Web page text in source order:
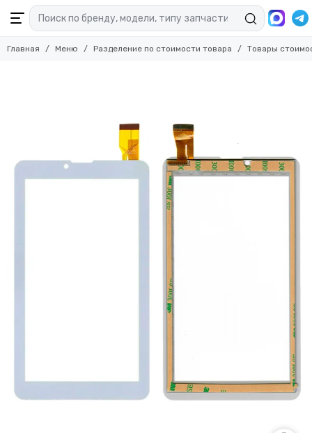
Главная Меню Разделение по стоимости товара Товары